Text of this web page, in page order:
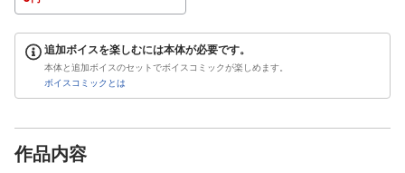
追加ボイスを楽しむには本体が必要です。
本体と追加ボイスのセットでボイスコミックが楽しめます。
ボイスコミックとは
作品内容